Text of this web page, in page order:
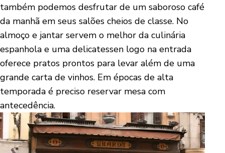
também podemos desfrutar de um saboroso café
da manhã em seus salões cheios de classe. No
almoço e jantar servem o melhor da culinária
espanhola e uma delicatessen logo na entrada
oferece pratos prontos para levar além de uma
grande carta de vinhos. Em épocas de alta
temporada é preciso reservar mesa com
antecedência.